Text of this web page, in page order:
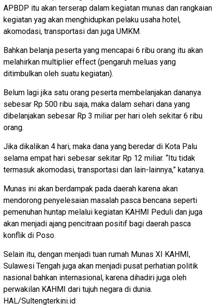
APBDP itu akan terserap dalam kegiatan munas dan rangkaian
kegiatan yag akan menghidupkan pelaku usaha hotel,
akomodasi, transportasi dan juga UMKM.
Bahkan belanja peserta yang mencapai 6 ribu orang itu akan
melahirkan multiplier effect (pengaruh meluas yang
ditimbulkan oleh suatu kegiatan).
Belum lagi jika satu orang peserta membelanjakan dananya
sebesar Rp 500 ribu saja, maka dalam sehari dana yang
dibelanjakan sebesar Rp 3 miliar per hari oleh sekitar 6 ribu
orang.
Jika dikalikan 4 hari, maka dana yang beredar di Kota Palu
selama empat hari sebesar sekitar Rp 12 miliar. “Itu tidak
termasuk akomodasi, transportasi dan lain-lainnya,” katanya.
Munas ini akan berdampak pada daerah karena akan
mendorong penyelesaian masalah pasca bencana seperti
pemenuhan huntap melalui kegiatan KAHMI Peduli dan juga
akan menjadi ajang pencitraan positif bagi daerah pasca
konflik di Poso.
Selain itu, dengan menjadi tuan rumah Munas XI KAHMI,
Sulawesi Tengah juga akan menjadi pusat perhatian politik
nasional bahkan internasional, karena dihadiri juga oleh
perwakilan KAHMI dari tujuh negara di dunia.
HAL/Sultengterkini.id